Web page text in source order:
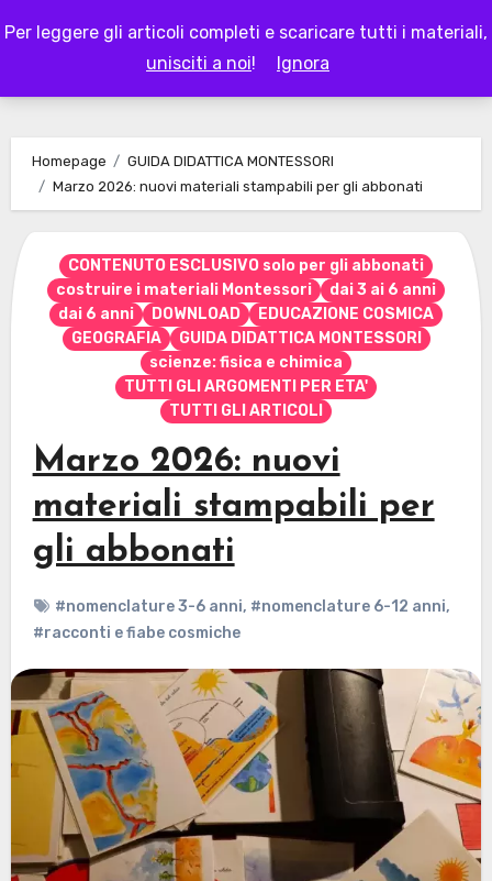
Per leggere gli articoli completi e scaricare tutti i materiali,
unisciti a noi! Ignora
to
LAPAPPADOLCE
Homepage
GUIDA DIDATTICA MONTESSORI
Marzo 2026: nuovi materiali stampabili per gli abbonati
CONTENUTO ESCLUSIVO solo per gli abbonati
costruire i materiali Montessori
dai 3 ai 6 anni
dai 6 anni
DOWNLOAD
EDUCAZIONE COSMICA
GEOGRAFIA
GUIDA DIDATTICA MONTESSORI
scienze: fisica e chimica
TUTTI GLI ARGOMENTI PER ETA'
TUTTI GLI ARTICOLI
Marzo 2026: nuovi
materiali stampabili per
gli abbonati
#nomenclature 3-6 anni, #nomenclature 6-12 anni,
#racconti e fiabe cosmiche